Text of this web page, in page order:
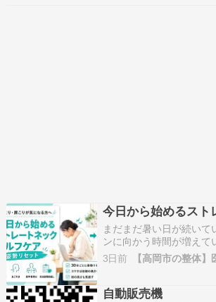
今日から始めるスト
まだまだ暑い日が続い
ンに向かう時間が増え
ないでしょうか。 ふと
て、肩まで固まってい
う「まっすぐ首」の状態
3日前
自動販売機